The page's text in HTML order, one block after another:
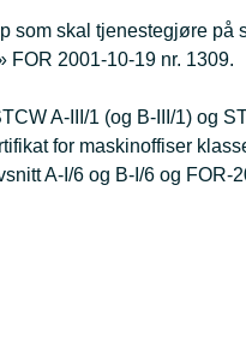
som skal tjenestegjøre
FOR 2001-10-19 nr. 1309.
A-III/1 (og B-III/1) og
for maskinoffiser
A-I/6 og B-I/6 og